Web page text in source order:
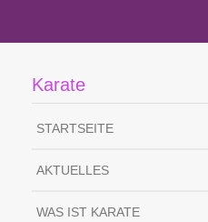
Karate
STARTSEITE
AKTUELLES
WAS IST KARATE